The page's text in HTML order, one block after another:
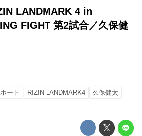
LANDMARK 4 in
FIGHT 第2試合／久保健
ート RIZIN LANDMARK4
久保健太